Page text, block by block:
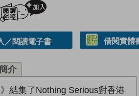
試閲
／閱讀電子書 借閱實體
介
》結集了Nothing Serious對香港